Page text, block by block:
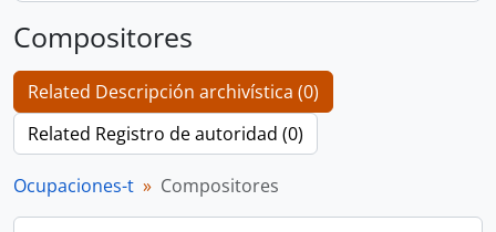
Compositores
Related Descripción archivística (0)
Related Registro de autoridad (0)
Ocupaciones-t Compositores